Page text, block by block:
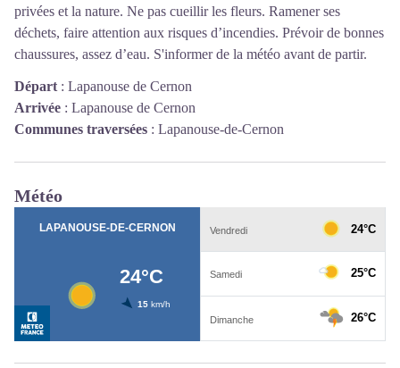
privées et la nature. Ne pas cueillir les fleurs. Ramener ses
déchets, faire attention aux risques d’incendies. Prévoir de bonnes
chaussures, assez d’eau. S'informer de la météo avant de partir.
Départ : Lapanouse de Cernon
Arrivée : Lapanouse de Cernon
Communes traversées : Lapanouse-de-Cernon
Météo